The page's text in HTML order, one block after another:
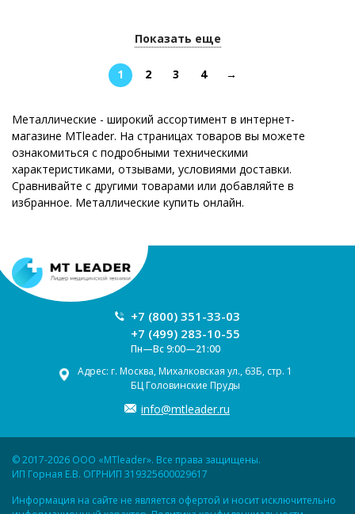
Показать еще
1 2 3 4 →
Металлические - широкий ассортимент в интернет-
магазине MTleader. На страницах товаров вы можете
ознакомиться с подробными техническими
характеристиками, отзывами, условиями доставки.
Сравнивайте с другими товарами или добавляйте в
избранное. Металлические купить онлайн.
+7 (800) 351-33-03
+7 (499) 283-10-55
Пн—Вс 9:00—21:00
Адрес: г. Москва, Михалковская ул., 63Б, стр. 1
БЦ Головинские Пруды
info@mtleader.ru
© 2017-2026 ООО «MTleader». Все права защищены.
ИП Горная Е.В. ОГРНИП 319325600029617
Информация на сайте не является офертой и носит исключительно